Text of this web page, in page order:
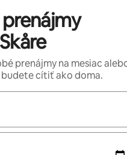
prenájmy na mesiac
budete cítiť ako doma.
k dispozícii, môžete si ich